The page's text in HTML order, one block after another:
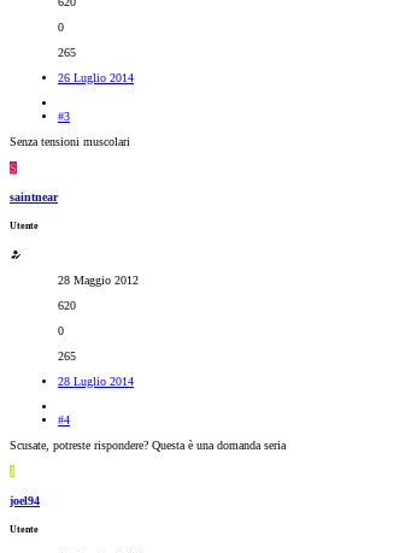
0
265
26 Luglio 2014
#3
Senza tensioni muscolari
S
saintnear
Utente
28 Maggio 2012
620
0
265
28 Luglio 2014
#4
Scusate, potreste rispondere? Questa è una domanda seria
J
joel94
Utente